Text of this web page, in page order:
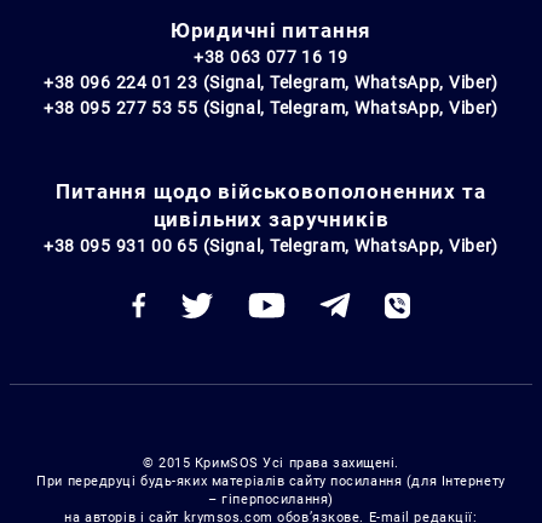
Юридичні питання
+38 063 077 16 19
+38 096 224 01 23 (Signal, Telegram, WhatsApp, Viber)
+38 095 277 53 55 (Signal, Telegram, WhatsApp, Viber)
Питання щодо військовополоненних та
цивільних заручників
+38 095 931 00 65 (Signal, Telegram, WhatsApp, Viber)
© 2015 КримSOS Усі права захищені.
При передруці будь-яких матеріалів сайту посилання (для Інтернету
– гіперпосилання)
на авторів і сайт krymsos.com обов’язкове. E-mail редакції: